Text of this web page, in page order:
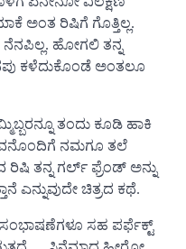
ಅಂತ ರಿಷಿಗೆ ಗೊತ್ತಿಲ್ಲ.
ಹೋಗಲಿ ತನ್ನ
ಕಳೆದುಕೊಂಡೆ ಅಂತಲೂ
ತಂದು ಕೂಡಿ ಹಾಕಿ
ನಮಗೂ ತಲೆ
ತನ್ನ ಗರ್ಲ್ ಫ್ರೆಂಡ್ ಅನ್ನು
ಎನ್ನುವುದೇ ಚಿತ್ರದ ಕಥೆ.
ಸಹ ಪರ್ಫೆಕ್ಟ್